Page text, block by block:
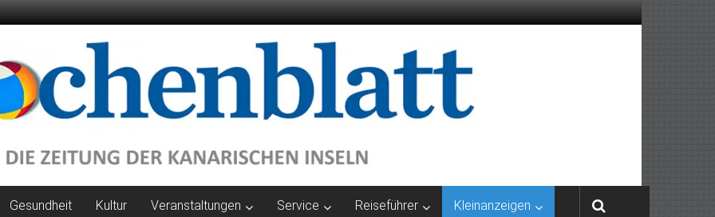
Gesundheit Kultur Veranstaltungen Service Reiseführer Kleinanzeigen